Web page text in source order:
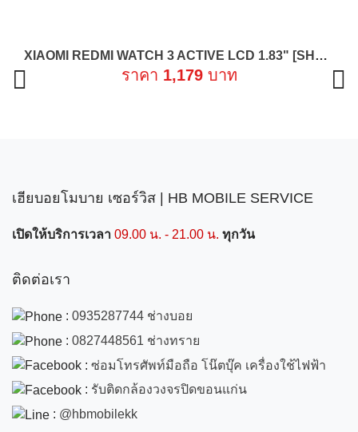
ใหม่ !
XIAOMI REDMI WATCH 3 ACTIVE LCD 1.83" [SHOPEE MALL]
ราคา 1,179บาท
เฮียบอยโมบาย เซอร์วิส | HB MOBILE SERVICE
เปิดให้บริการเวลา 09.00 น. - 21.00 น. ทุกวัน
ติดต่อเรา
: 0935287744 ช่างบอย
: 0827448561 ช่างทราย
: ซ่อมโทรศัพท์มือถือ โน๊ตบุ๊ค เครื่องใช้ไฟฟ้า
: รับติดกล้องวงจรปิดขอนแก่น
: @hbmobilekk